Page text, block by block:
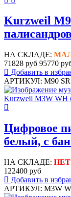
Kurzweil
НА СКЛАДЕ:
71828 руб 95770
Добавить в
АРТИКУЛ: M90 SR
Цифровое
белый, с
НА СКЛАДЕ:
122400 руб
Добавить в
АРТИКУЛ: M3W